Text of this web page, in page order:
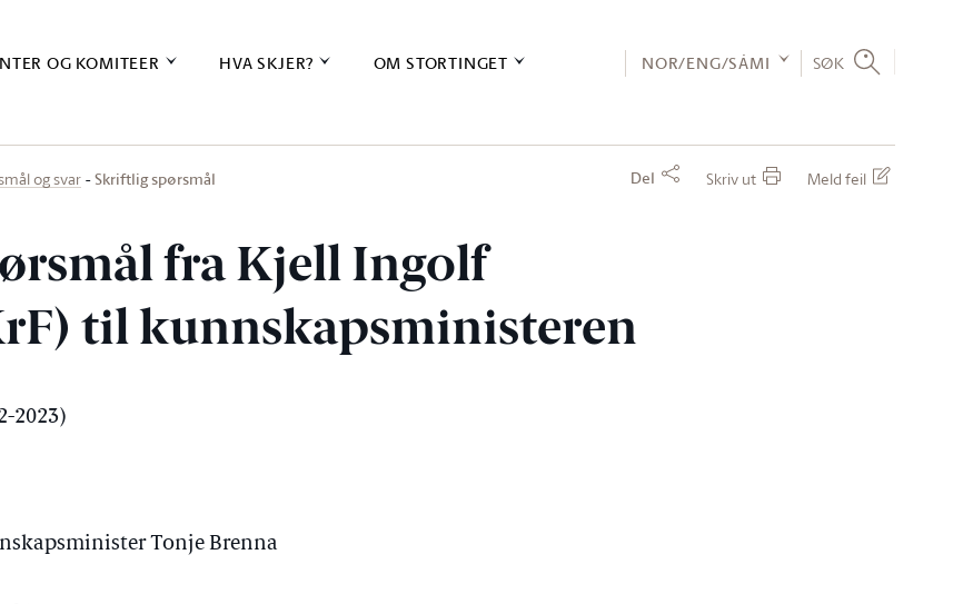
OG KOMITEER HVA SKJER? OM STORTINGET NOR/ENG/SÁMI SØK
og svar Skriftlig spørsmål Del Skriv ut Meld feil
fra Kjell Ingolf
til kunnskapsministeren
2023)
Tonje Brenna